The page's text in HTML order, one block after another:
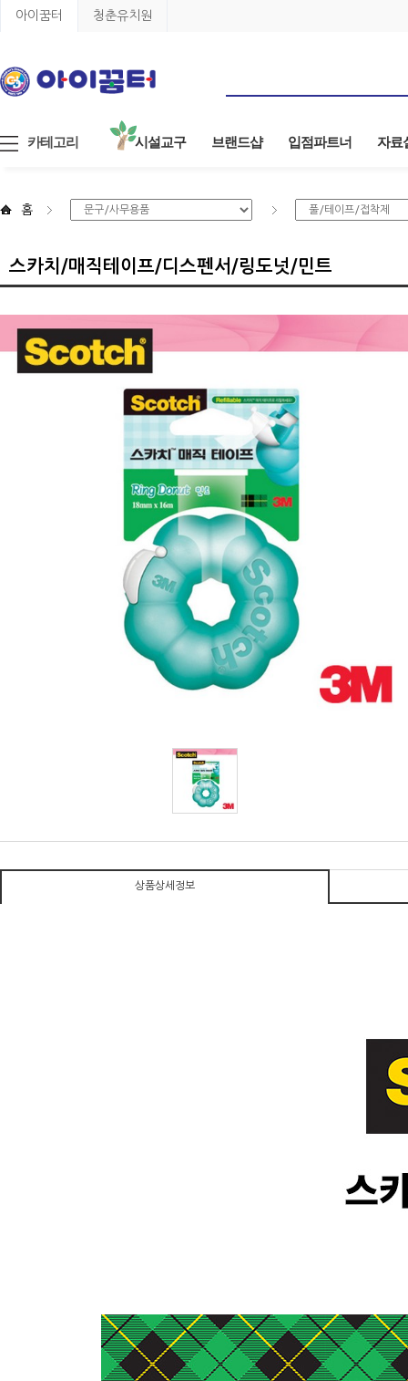
아이꿈터 청춘유치원
카테고리 시설교구 브랜드샵 입점파트너 자료
홈
스카치/매직테이프/디스펜서/링도넛/민트
상품상세정보